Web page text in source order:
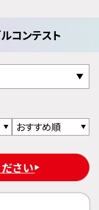
コンテスト
さい